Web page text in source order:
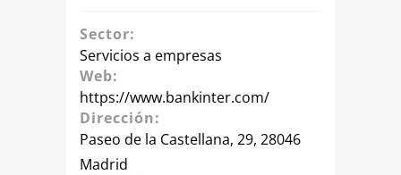
Sector:
Servicios a empresas
Web:
https://www.bankinter.com/
Dirección:
Paseo de la Castellana, 29, 28046
Madrid